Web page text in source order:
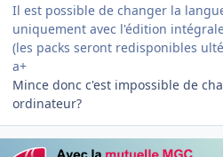
Il est possible de changer la
uniquement avec l'édition
(les packs seront redisponibles
a+
Mince donc c'est impossible de
ordinateur?